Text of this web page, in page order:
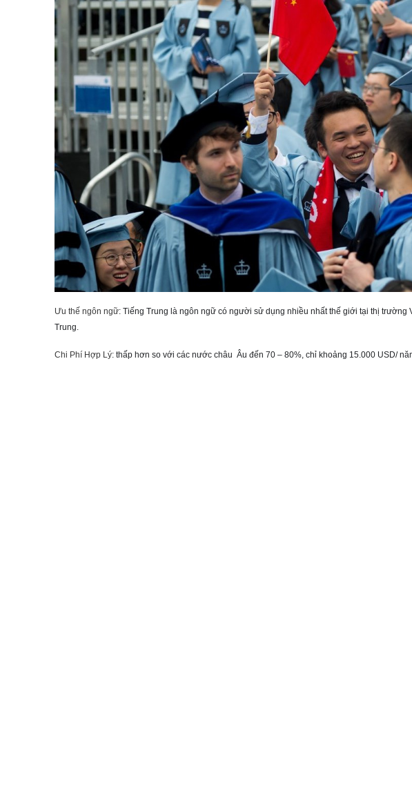
Ưu thế ngôn ngữ: Tiếng Trung là ngôn ngữ có người sử dụng nhiều nhất thế giới tại thị trường
Trung.
Chi Phí Hợp Lý: thấp hơn so với các nước châu Âu đến 70 – 80%, chỉ khoảng 15.000 USD/